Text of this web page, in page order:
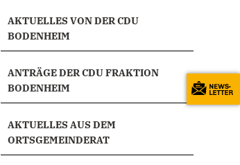
AKTUELLES VON DER CDU
BODENHEIM
ANTRÄGE DER CDU FRAKTION
BODENHEIM
AKTUELLES AUS DEM
ORTSGEMEINDERAT